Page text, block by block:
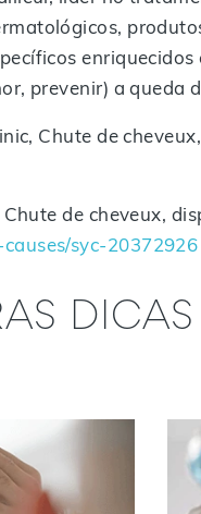
prevenir) a queda
Chute de
de cheveux,
syc-20372926